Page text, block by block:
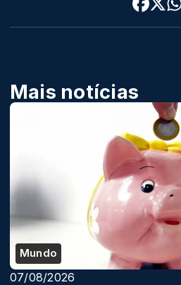
Mais notícias
Mundo
07/08/2026